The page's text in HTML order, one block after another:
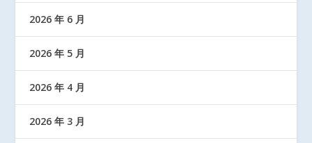
2026 年 6 月
2026 年 5 月
2026 年 4 月
2026 年 3 月